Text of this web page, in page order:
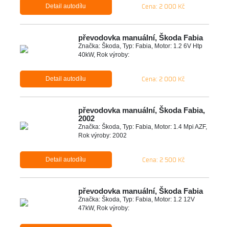
Detail autodílu Cena: 2 000 Kč
převodovka manuální, Škoda Fabia
Značka: Škoda, Typ: Fabia, Motor: 1.2 6V Htp
40kW, Rok výroby:
Detail autodílu Cena: 2 000 Kč
převodovka manuální, Škoda Fabia,
2002
Značka: Škoda, Typ: Fabia, Motor: 1.4 Mpi AZF,
Rok výroby: 2002
Detail autodílu Cena: 2 500 Kč
převodovka manuální, Škoda Fabia
Značka: Škoda, Typ: Fabia, Motor: 1.2 12V
47kW, Rok výroby: